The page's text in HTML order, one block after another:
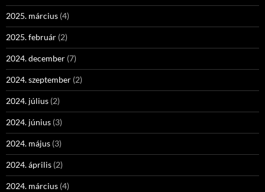
2025. március (4)
2025. február (2)
2024. december (7)
2024. szeptember (2)
2024. július (2)
2024. június (3)
2024. május (3)
2024. április (2)
2024. március (4)